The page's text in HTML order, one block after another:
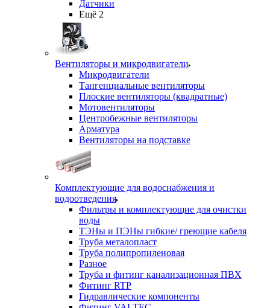
Датчики
Ещё 2
Вентиляторы и микродвигатели
Микродвигатели
Тангенциальные вентиляторы
Плоские вентиляторы (квадратные)
Мотовентиляторы
Центробежные вентиляторы
Арматура
Вентиляторы на подставке
Комплектующие для водоснабжения и
водоотведения
Фильтры и комплектующие для очистки
воды
ТЭНы и ПЭНы гибкие/ греющие кабеля
Труба металопласт
Труба полипропиленовая
Разное
Труба и фитинг канализационная ПВХ
Фитинг RTP
Гидравлические компоненты